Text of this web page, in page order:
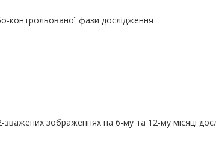
контрольованої фази дослідження
зображеннях на 6-му та 12-му місяці